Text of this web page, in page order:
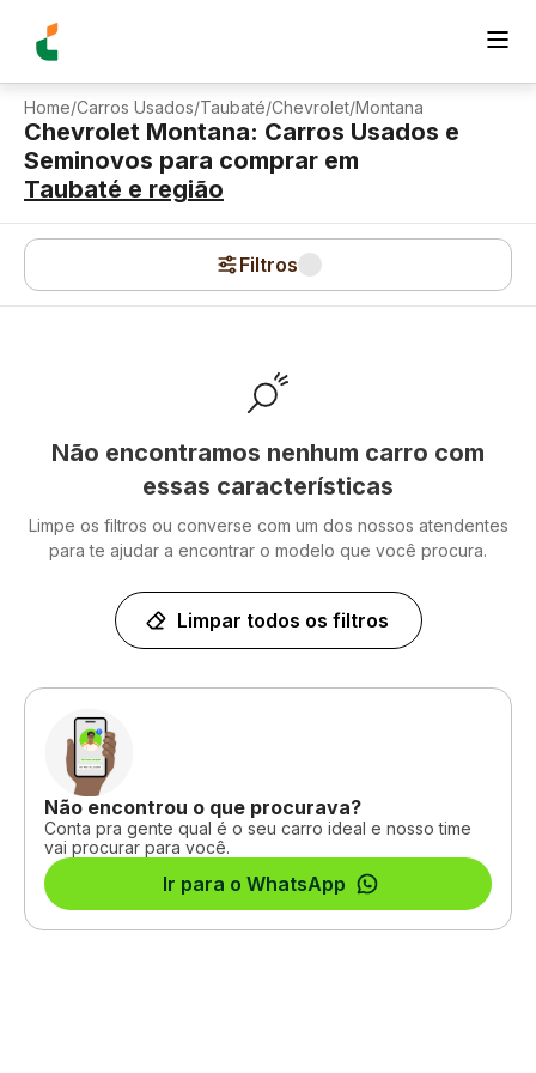
Home/Carros Usados/Taubaté/Chevrolet/Montana
Chevrolet Montana: Carros Usados e
Seminovos para comprar em
Taubaté e região
Filtros
Não encontramos nenhum carro com
essas características
Limpe os filtros ou converse com um dos nossos atendentes
para te ajudar a encontrar o modelo que você procura.
Limpar todos os filtros
Não encontrou o que procurava?
Conta pra gente qual é o seu carro ideal e nosso time
vai procurar para você.
Ir para o WhatsApp